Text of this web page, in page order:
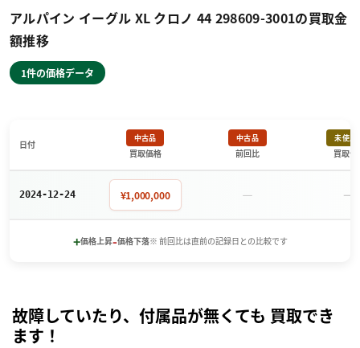
アルパイン イーグル XL クロノ 44 298609-3001の買取金
額推移
1件の価格データ
日付
中古品
買取価格
中古品
前回比
未使用
買取価
2024-12-24 ¥1,000,000 － －
+価格上昇-価格下落※ 前回比は直前の記録日との比較です
故障していたり、付属品が無くても 買取でき
ます！